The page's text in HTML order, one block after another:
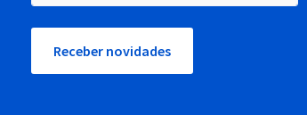
Receber novidades